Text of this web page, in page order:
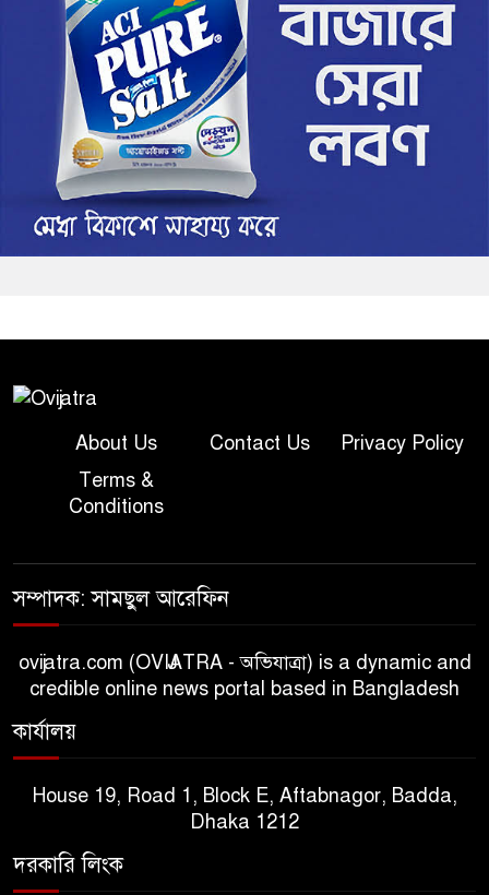
About Us Contact Us
Privacy Policy
Terms &
Conditions
সম্পাদক: সামছুল আরেফিন
ovijatra.com (OVIJATRA - অভিযাত্রা) is a dynamic and
credible online news portal based in Bangladesh
কার্যালয়
House 19, Road 1, Block E, Aftabnagor, Badda,
Dhaka 1212
দরকারি লিংক